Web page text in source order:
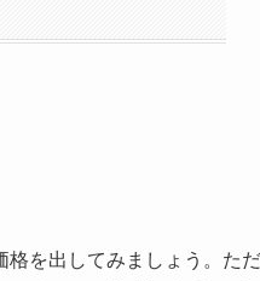
格を出してみましょう。ただ